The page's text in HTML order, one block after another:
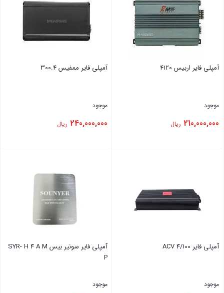
آمپلی فایر اربیس 4120
موجود
210,000,000 ریال
آمپلی فایر ممفیس 300.4
موجود
240,000,000 ریال
آمپلی فایر ACV 4/100
موجود
آمپلی فایر سونیر بیس SYR- H 4 A M
P
موجود